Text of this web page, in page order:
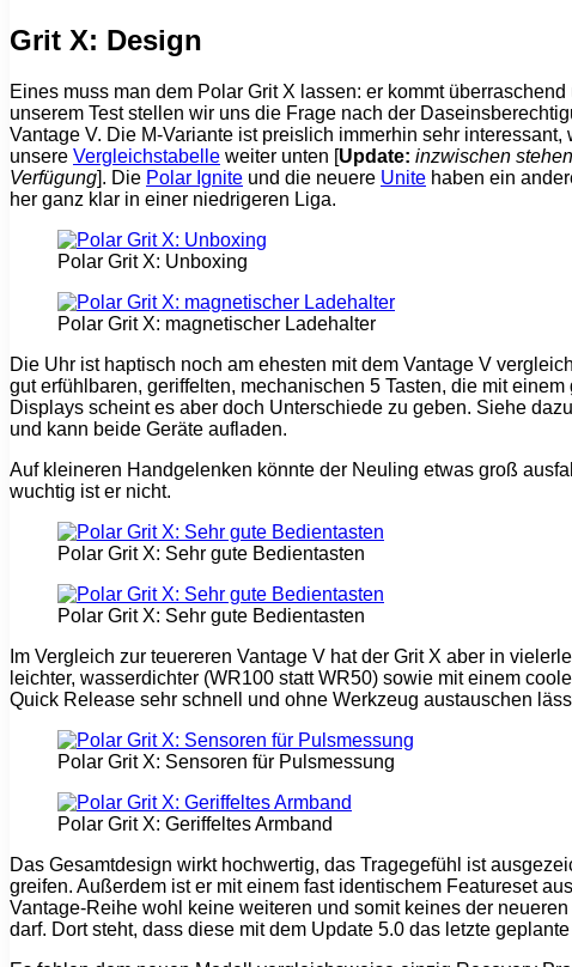
Grit X: Design
Eines muss man dem Polar Grit X lassen: er kommt
unserem Test stellen wir uns die Frage nach der
Vantage V. Die M-Variante ist preislich immerhin sehr
unsere Vergleichstabelle weiter unten [Update: inzwischen
Verfügung]. Die Polar Ignite und die neuere Unite haben ein
her ganz klar in einer niedrigeren Liga.
Polar Grit X: Unboxing
Polar Grit X: magnetischer Ladehalter
Die Uhr ist haptisch noch am ehesten mit dem Vantage V
gut erfühlbaren, geriffelten, mechanischen 5 Tasten, die mit
Displays scheint es aber doch Unterschiede zu geben. Siehe
und kann beide Geräte aufladen.
Auf kleineren Handgelenken könnte der Neuling etwas groß
wuchtig ist er nicht.
Polar Grit X: Sehr gute Bedientasten
Polar Grit X: Sehr gute Bedientasten
Im Vergleich zur teuereren Vantage V hat der Grit X aber in
leichter, wasserdichter (WR100 statt WR50) sowie mit einem
Quick Release sehr schnell und ohne Werkzeug austauschen
Polar Grit X: Sensoren für Pulsmessung
Polar Grit X: Geriffeltes Armband
Das Gesamtdesign wirkt hochwertig, das Tragegefühl ist
greifen. Außerdem ist er mit einem fast identischem Featureset
Vantage-Reihe wohl keine weiteren und somit keines der
darf. Dort steht, dass diese mit dem Update 5.0 das letzte